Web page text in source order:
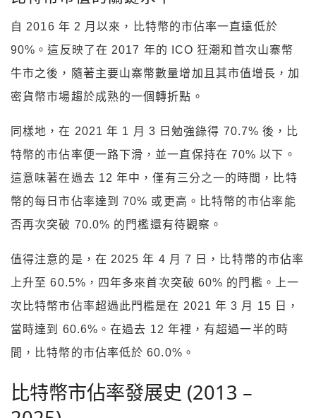
自 2016 年 2 月以來，比特幣的市佔率一直遠低於
90%。這反映了在 2017 年的 ICO 狂潮和首次山寨幣
牛市之後，隨著主要山寨幣數量增加且其市值增長，加
密貨幣市場趨於成熟的一個轉折點。
同樣地，在 2021 年 1 月 3 日勉強錄得 70.7% 後，比
特幣的市佔率便一路下滑，並一直保持在 70% 以下。
這意味著在過去 12 年中，僅有三分之一的時間，比特
幣的每日市佔率達到 70% 或更高。比特幣的市佔率能
否再次突破 70.0% 的門檻還有待觀察。
值得注意的是，在 2025 年 4 月 7 日，比特幣的市佔率
上升至 60.5%，四年多來首次突破 60% 的門檻。上一
次比特幣市佔率超過此門檻是在 2021 年 3 月 15 日，
當時達到 60.6%。在過去 12 年裡，有超過一半的時
間，比特幣的市佔率低於 60.0%。
比特幣市佔率發展史 (2013 –